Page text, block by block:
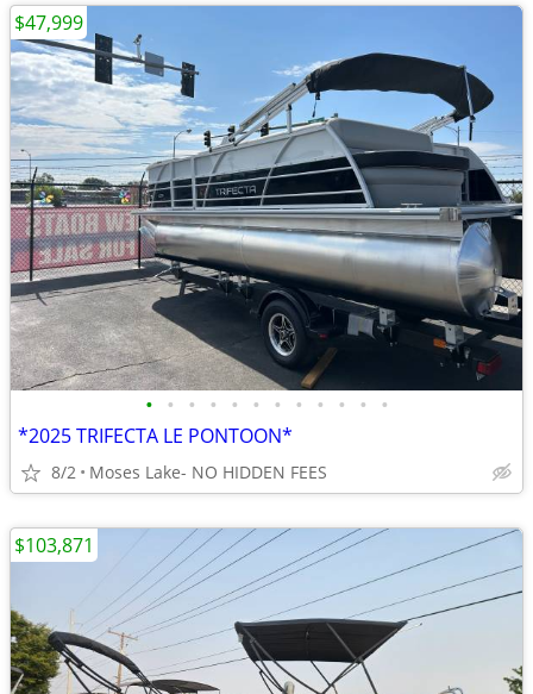
• • • • • • • • • • • •
*2025 TRIFECTA LE PONTOON*
8/2 Moses Lake- NO HIDDEN FEES
$47,999
$103,871